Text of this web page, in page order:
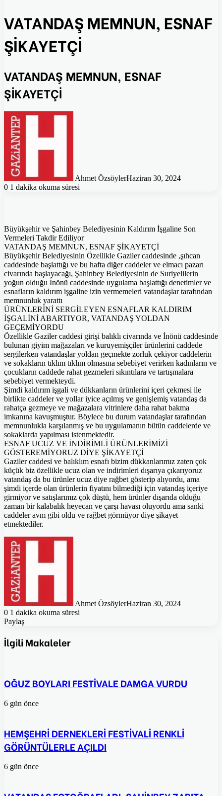
VATANDAŞ MEMNUN, ESNAF
ŞİKAYETÇİ
VATANDAŞ MEMNUN, ESNAF
ŞİKAYETÇİ
Ahmet ÖzsöylerHaziran 30, 2024
0 1 dakika okuma süresi
Büyükşehir ve Şahinbey Belediyesinin Kaldırım İşgaline Son
Vermeleri Takdir Ediliyor
VATANDAŞ MEMNUN, ESNAF ŞİKAYETÇİ
Büyükşehir Belediyesinin Özellikle Gaziler caddesinde ,şıhcan
caddesinde başlattığı ve bu hafta diğer caddeler ve elmacı pazarı
civarında başlayacağı, Şahinbey Belediyesinin de Suriyelilerin
yoğun olduğu İnönü caddesinde uygulama başlattığı denetimler ve
esnafların kaldırım işgaline izin vermemeleri vatandaşlar tarafından
memnunluk yarattı
ÜRÜNLERİNİ SERGİLEYEN ESNAFLAR KALDIRIM
İŞGALİNİ ABARTIYOR, VATANDAŞ YOLDAN
GEÇEMİYORDU
Özellikle Gaziler caddesi girişi balıklı civarında ve İnönü caddesinde
bulunan giyim mağazaları ve kuruyemişçiler ürünlerini caddede
sergilerken vatandaşlar yoldan geçmekte zorluk çekiyor caddelerin
ve sokakların tıklım tıklım olmasına sebebiyet verirken kadınların ve
çocukların caddede rahat gezmeleri sıkıntılara ve tartışmalara
sebebiyet vermekteydi.
Şimdi kaldırım işgali ve dükkanların ürünlerini içeri çekmesi ile
birlikte caddeler ve yollar iyice açılmış ve genişlemiş vatandaş da
rahatça gezmeye ve mağazalara vitrinlere daha rahat bakma
imkanına kavuşmuştur. Böylece bu durum vatandaşlar tarafından
memnunlukla karşılanmış ve bu uygulamanın bütün caddelerde ve
sokaklarda yapılması istenmektedir.
ESNAF UCUZ VE İNDİRİMLİ ÜRÜNLERİMİZİ
GÖSTEREMİYORUZ DİYE ŞİKAYETÇİ
Gaziler caddesi ve balıklım esnafı bizim dükkanlarımız zaten çok
küçük biz özellikle ucuz olan ve indirimleri dışarıya çıkarıyoruz
vatandaş da bu ürünler ucuz diye rağbet gösterip alıyordu, ama
şimdi içerde olan ürünlerin fiyatını bilmediği için vatandaş içeriye
girmiyor ve satışlarımız çok düştü, hem ürünler dışarıda olduğu
zaman bir kalabalık heyecan ve çarşı havası oluyordu ama sanki
caddeler avm gibi oldu ve rağbet görmüyor diye şikayet
etmektediler.
Ahmet ÖzsöylerHaziran 30, 2024
0 1 dakika okuma süresi
Paylaş
Posta
ile
İlgili Makaleler
OĞUZ BOYLARI FESTİVALE DAMGA VURDU
6 gün önce
HEMŞEHRİ DERNEKLERİ FESTİVALİ RENKLİ
GÖRÜNTÜLERLE AÇILDI
6 gün önce